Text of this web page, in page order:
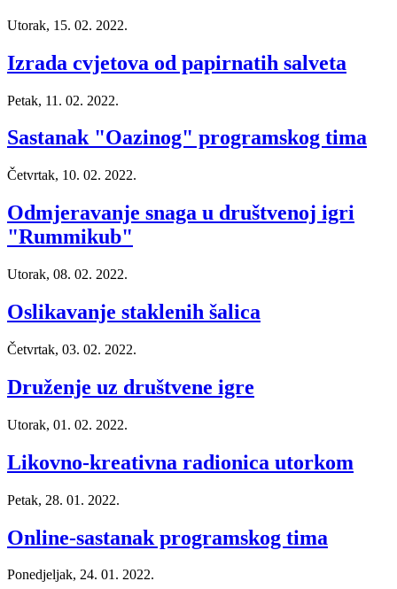
Utorak, 15. 02. 2022.
Izrada cvjetova od papirnatih salveta
Petak, 11. 02. 2022.
Sastanak "Oazinog" programskog tima
Četvrtak, 10. 02. 2022.
Odmjeravanje snaga u društvenoj igri
"Rummikub"
Utorak, 08. 02. 2022.
Oslikavanje staklenih šalica
Četvrtak, 03. 02. 2022.
Druženje uz društvene igre
Utorak, 01. 02. 2022.
Likovno-kreativna radionica utorkom
Petak, 28. 01. 2022.
Online-sastanak programskog tima
Ponedjeljak, 24. 01. 2022.